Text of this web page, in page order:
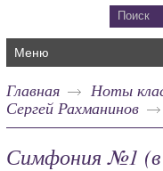
Меню
Главная
Ноты
Сергей Рахманинов
Симфония №1 (в